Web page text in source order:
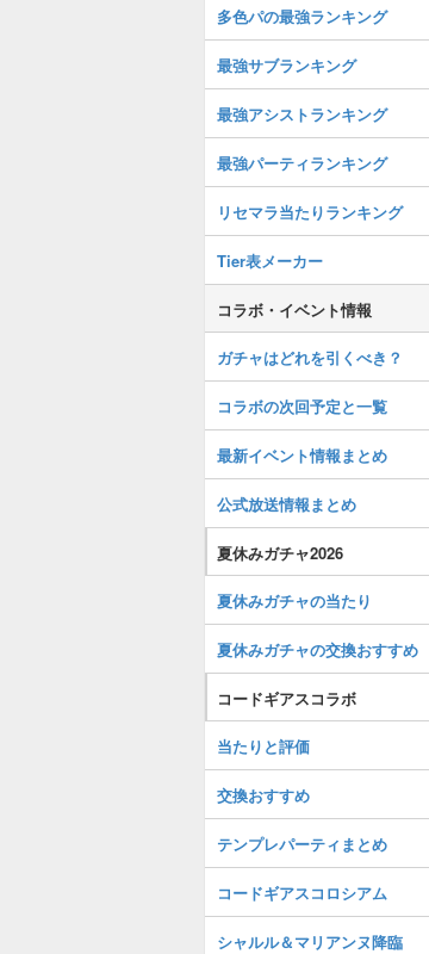
多色パの最強ランキング
最強サブランキング
最強アシストランキング
最強パーティランキング
リセマラ当たりランキング
Tier表メーカー
コラボ・イベント情報
ガチャはどれを引くべき？
コラボの次回予定と一覧
最新イベント情報まとめ
公式放送情報まとめ
夏休みガチャ2026
夏休みガチャの当たり
夏休みガチャの交換おすすめ
コードギアスコラボ
当たりと評価
交換おすすめ
テンプレパーティまとめ
コードギアスコロシアム
シャルル＆マリアンヌ降臨